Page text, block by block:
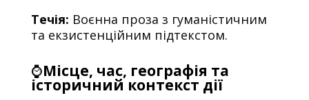
Течія: Воєнна проза з гуманістичним
та екзистенційним підтекстом.
⌚Місце, час, географія та
історичний контекст дії